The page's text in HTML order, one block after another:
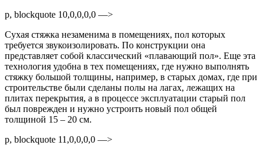
p, blockquote 10,0,0,0,0 —>
Сухая стяжка незаменима в помещениях, пол которых
требуется звукоизолировать. По конструкции она
представляет собой классический «плавающий пол». Еще эта
технология удобна в тех помещениях, где нужно выполнять
стяжку большой толщины, например, в старых домах, где при
строительстве были сделаны полы на лагах, лежащих на
плитах перекрытия, а в процессе эксплуатации старый пол
был поврежден и нужно устроить новый пол общей
толщиной 15 – 20 см.
p, blockquote 11,0,0,0,0 —>